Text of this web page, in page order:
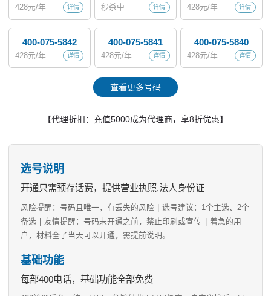
详情
428元/年 详情
秒杀中 详情
428元/年
400-075-5842
详情
428元/年
400-075-5841
详情
428元/年
400-075-5840
详情
428元/年
查看更多号码
【代理折扣：充值5000成为代理商，享8折优惠】
选号说明
开通只需预存话费，提供营业执照,法人身份证
风险提醒：号码且唯一，有丢失的风险
选号建议：1个主选、2个
备选
友情提醒：号码未开通之前，禁止印刷或宣传
着急的用
户，材料全了当天可以开通，需提前说明。
基础功能
每部400电话，基础功能全部免费